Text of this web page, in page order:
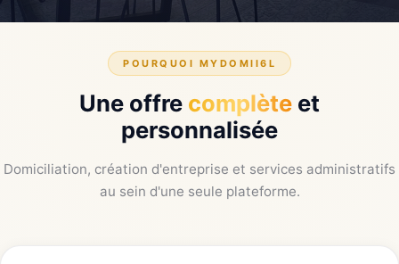
POURQUOI MYDOMII6L
Une offre complète et
personnalisée
Domiciliation, création d'entreprise et services administratifs
au sein d'une seule plateforme.